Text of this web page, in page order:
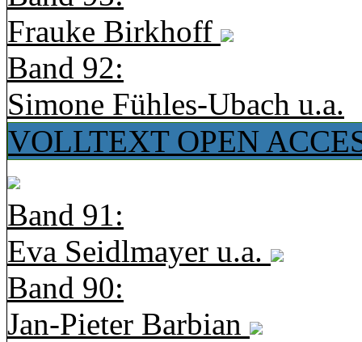
Frauke Birkhoff
Band 92:
Simone Fühles-Ubach u.a.
VOLLTEXT OPEN
Band 91:
Eva Seidlmayer u.a.
Band 90:
Jan-Pieter Barbian